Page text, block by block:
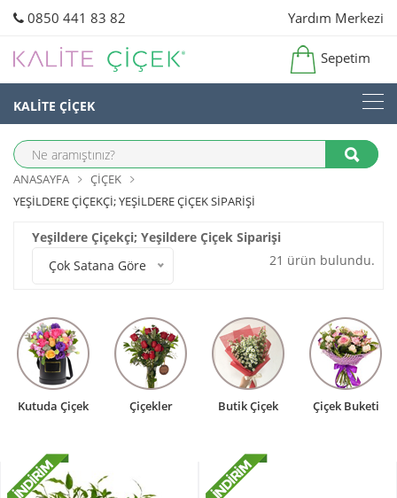
0850 441 83 82 Yardım Merkezi
Sepetim
KALİTE ÇİÇEK
ANASAYFA
ÇIÇEK
YEŞILDERE ÇIÇEKÇI; YEŞILDERE ÇIÇEK SIPARIŞI
Yeşildere Çiçekçi; Yeşildere Çiçek Siparişi
Çok Satana Göre
21 ürün bulundu.
Kutuda Çiçek Çiçekler Butik Çiçek Çiçek Buketi